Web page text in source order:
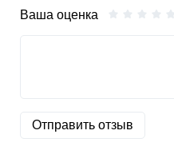
Ваша оценка
Отправить отзыв